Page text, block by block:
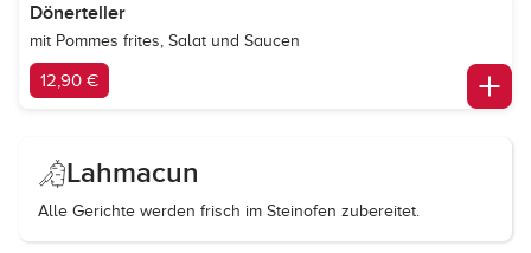
Dönerteller
mit Pommes frites, Salat und Saucen
12,90 €
Lahmacun
Alle Gerichte werden frisch im Steinofen zubereitet.